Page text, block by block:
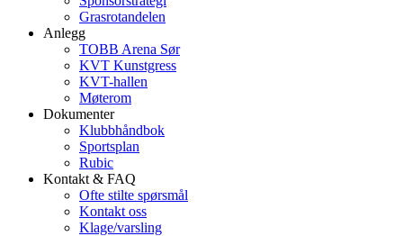
Grasrotandelen
Anlegg
TOBB Arena Sør
KVT Kunstgress
KVT-hallen
Møterom
Dokumenter
Klubbhåndbok
Sportsplan
Rubic
Kontakt & FAQ
Ofte stilte spørsmål
Kontakt oss
Klage/varsling